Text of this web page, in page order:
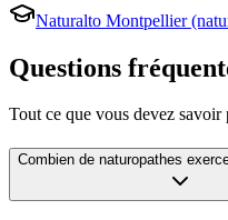
Naturalto Montpellier
Questions
Tout ce que vous devez savoir
Combien de naturopathes